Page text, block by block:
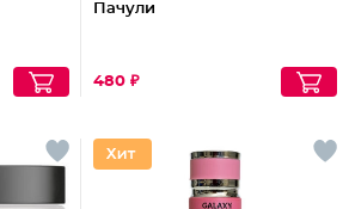
Пачули
480 ₽